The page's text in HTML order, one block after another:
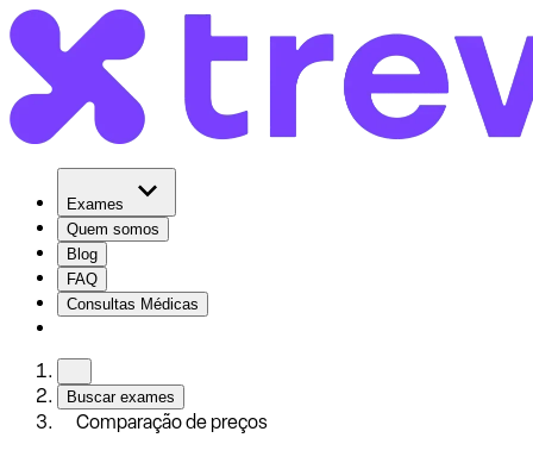
Exames
Quem somos
Blog
FAQ
Consultas Médicas
Buscar exames
Comparação de preços